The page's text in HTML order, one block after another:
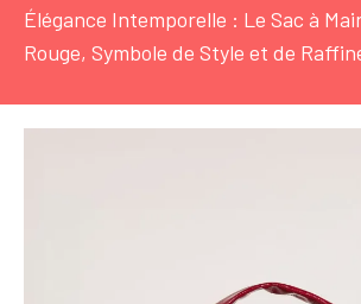
Élégance Intemporelle : Le Sac à
Rouge, Symbole de Style et de